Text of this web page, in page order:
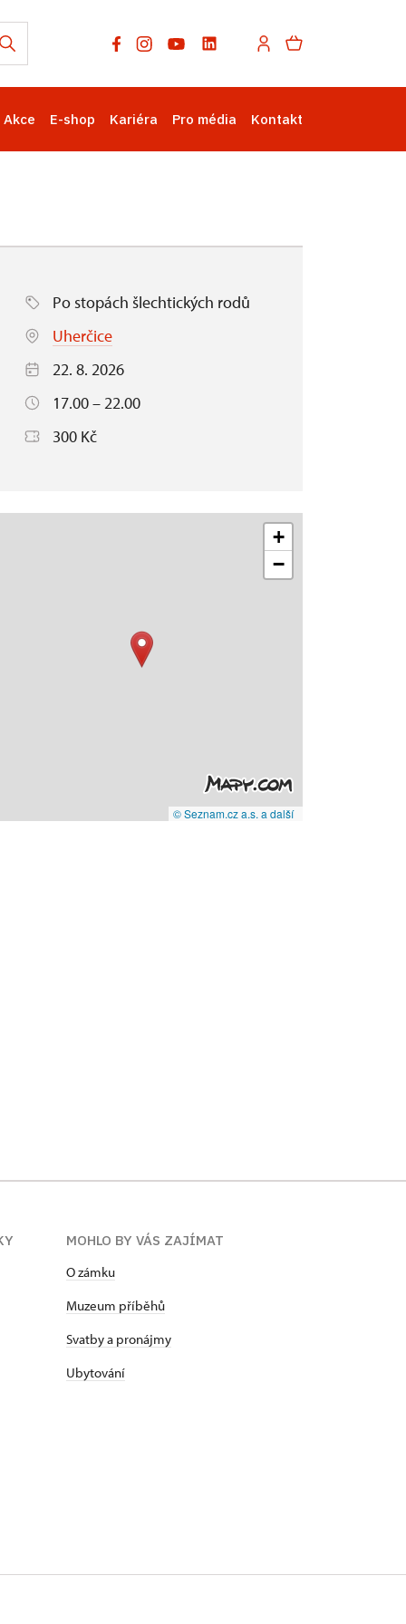
Akce E-shop Kariéra Pro média Kontakt
Po stopách šlechtických rodů
Uherčice
22. 8. 2026
17.00 – 22.00
300 Kč
+
−
© Seznam.cz a.s. a další
MOHLO BY VÁS ZAJÍMAT
O zámku
Muzeum příběhů
Svatby a pronájmy
Ubytování